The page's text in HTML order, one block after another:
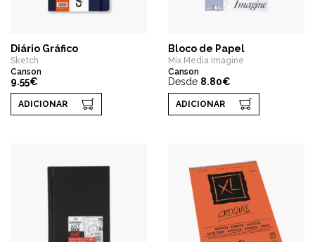
Diário Gráfico
Sketch
Canson
9.55€
ADICIONAR
Bloco de Papel
Mix Media Imagine
Canson
Desde 8.80€
ADICIONAR